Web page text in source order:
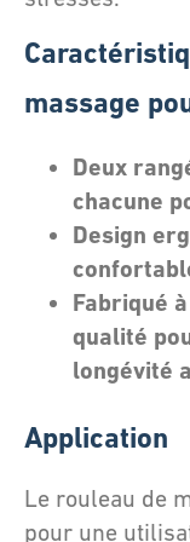
massage
Deux
chacune
Design
Fabriqué
qualité
longévité
Application
Le rouleau de
pour une